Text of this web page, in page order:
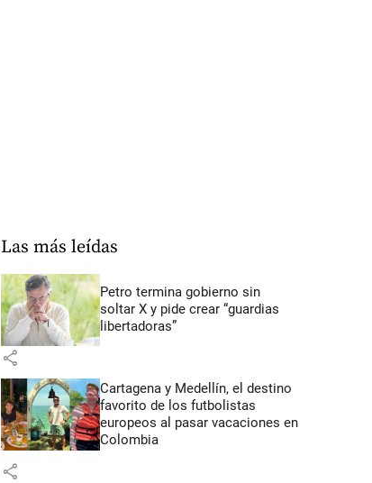
Las más leídas
Petro termina gobierno sin
soltar X y pide crear “guardias
libertadoras”
share
Cartagena y Medellín, el destino
favorito de los futbolistas
europeos al pasar vacaciones en
Colombia
share